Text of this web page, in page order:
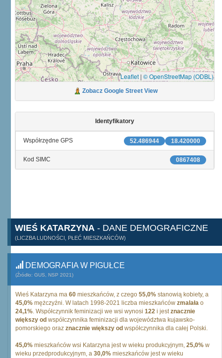
Leaflet | © OpenStreetMap (ODBL)
Zobacz Google Street View
Identyfikatory
18.420000
52.486944
Współrzędne GPS
0867408
Kod SIMC
WIEŚ KATARZYNA - DANE DEMOGRAFICZNE
(LICZBA LUDNOŚCI, PŁEĆ MIESZKAŃCÓW)
DEMOGRAFIA W PIGUŁCE
(Źródło: GUS, NSP 2021)
Wieś Katarzyna ma 60 mieszkańców, z czego 55,0% stanowią kobiety, a
45,0% mężczyźni. W latach 1998-2021 liczba mieszkańców zmalała o
24,1%. Współczynnik feminizacji we wsi wynosi 122 i jestznacznie
większy od współczynnika feminizacji dla województwa kujawsko-
pomorskiego oraz znacznie większy od współczynnika dla całej Polski.
45,0% mieszkańców wsi Katarzyna jest w wieku produkcyjnym, 25,0% w
wieku przedprodukcyjnym, a 30,0% mieszkańców jest w wieku